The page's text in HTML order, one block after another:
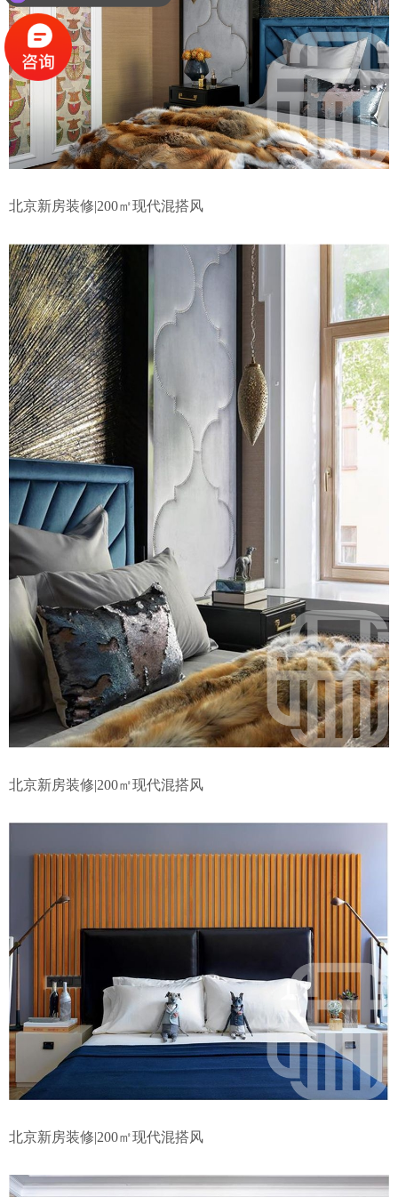
北京新房装修|200㎡现代混搭风
北京新房装修|200㎡现代混搭风
北京新房装修|200㎡现代混搭风